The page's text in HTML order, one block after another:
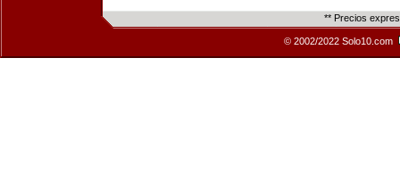
** Precios
© 2002/2022 Solo10.com